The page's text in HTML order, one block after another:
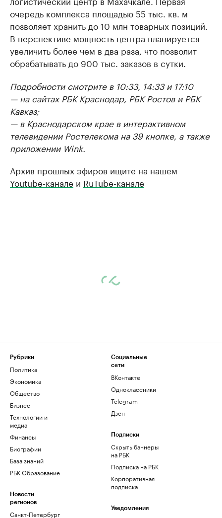
очередь комплекса площадью 55 тыс. кв. м
позволяет хранить до 10 млн товарных позиций.
В перспективе мощность центра планируется
увеличить более чем в два раза, что позволит
обрабатывать до 900 тыс. заказов в сутки.
Подробности смотрите в 10:33, 14:33 и 17:10
— на сайтах РБК Краснодар, РБК Ростов и РБК
Кавказ;
— в Краснодарском крае в интерактивном
телевидении Ростелекома на 39 кнопке, а также
приложении Wink.
Архив прошлых эфиров ищите на нашем
Youtube-канале и RuTube-канале
Рубрики
Политика
Экономика
Общество
Бизнес
Технологии и
медиа
Финансы
Биографии
База знаний
РБК Образование
Новости
регионов
Санкт-Петербург
Социальные
сети
ВКонтакте
Одноклассники
Telegram
Дзен
Подписки
Скрыть баннеры
на РБК
Подписка на РБК
Корпоративная
подписка
Уведомления